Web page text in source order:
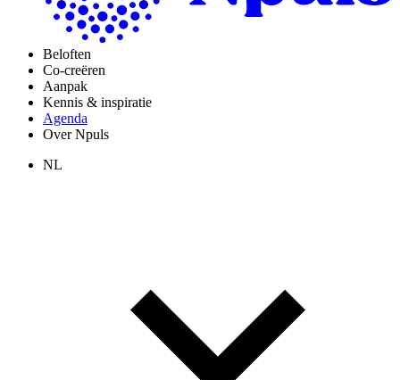
Beloften
Co-creëren
Aanpak
Kennis & inspiratie
Agenda
Over Npuls
NL